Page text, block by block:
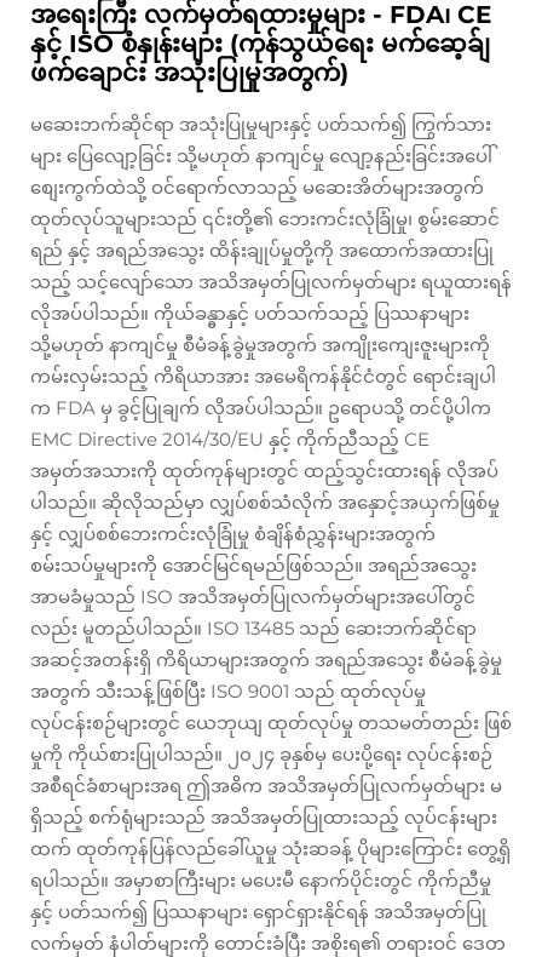
အရေးကြီး လက်မှတ်ရထားမှုများ - FDA၊ CE
နှင့် ISO စံနှုန်းများ (ကုန်သွယ်ရေး မက်ဆေ့ခ်ျ
ဖက်ချောင်း အသုံးပြုမှုအတွက်)
မဆေးဘက်ဆိုင်ရာ အသုံးပြုမှုများနှင့် ပတ်သက်၍ ကြွက်သား
များ ပြေလျော့ခြင်း သို့မဟုတ် နာကျင်မှု လျော့နည်းခြင်းအပေါ်
စျေးကွက်ထဲသို့ ဝင်ရောက်လာသည့် မဆေးအိတ်များအတွက်
ထုတ်လုပ်သူများသည် ၎င်းတို့၏ ဘေးကင်းလုံခြုံမှု၊ စွမ်းဆောင်
ရည် နှင့် အရည်အသွေး ထိန်းချုပ်မှုတို့ကို အထောက်အထားပြု
သည့် သင့်လျော်သော အသိအမှတ်ပြုလက်မှတ်များ ရယူထားရန်
လိုအပ်ပါသည်။ ကိုယ်ခန္ဓာနှင့် ပတ်သက်သည့် ပြဿနာများ
သို့မဟုတ် နာကျင်မှု စီမံခန့်ခွဲမှုအတွက် အကျိုးကျေးဇူးများကို
ကမ်းလှမ်းသည့် ကိရိယာအား အမေရိကန်နိုင်ငံတွင် ရောင်းချပါ
က FDA မှ ခွင့်ပြုချက် လိုအပ်ပါသည်။ ဥရောပသို့ တင်ပို့ပါက
EMC Directive 2014/30/EU နှင့် ကိုက်ညီသည့် CE
အမှတ်အသားကို ထုတ်ကုန်များတွင် ထည့်သွင်းထားရန် လိုအပ်
ပါသည်။ ဆိုလိုသည်မှာ လျှပ်စစ်သံလိုက် အနှောင့်အယှက်ဖြစ်မှု
နှင့် လျှပ်စစ်ဘေးကင်းလုံခြုံမှု စံချိန်စံညွှန်းများအတွက်
စမ်းသပ်မှုများကို အောင်မြင်ရမည်ဖြစ်သည်။ အရည်အသွေး
အာမခံမှုသည် ISO အသိအမှတ်ပြုလက်မှတ်များအပေါ်တွင်
လည်း မူတည်ပါသည်။ ISO 13485 သည် ဆေးဘက်ဆိုင်ရာ
အဆင့်အတန်းရှိ ကိရိယာများအတွက် အရည်အသွေး စီမံခန့်ခွဲမှု
အတွက် သီးသန့်ဖြစ်ပြီး ISO 9001 သည် ထုတ်လုပ်မှု
လုပ်ငန်းစဉ်များတွင် ယေဘုယျ ထုတ်လုပ်မှု တသမတ်တည်း ဖြစ်
မှုကို ကိုယ်စားပြုပါသည်။ ၂၀၂၄ ခုနှစ်မှ ပေးပို့ရေး လုပ်ငန်းစဉ်
အစီရင်ခံစာများအရ ဤအဓိက အသိအမှတ်ပြုလက်မှတ်များ မ
ရှိသည့် စက်ရုံများသည် အသိအမှတ်ပြုထားသည့် လုပ်ငန်းများ
ထက် ထုတ်ကုန်ပြန်လည်ခေါ်ယူမှု သုံးဆခန့် ပိုများကြောင်း တွေ့ရှိ
ရပါသည်။ အမှာစာကြီးများ မပေးမီ နောက်ပိုင်းတွင် ကိုက်ညီမှု
နှင့် ပတ်သက်၍ ပြဿနာများ ရှောင်ရှားနိုင်ရန် အသိအမှတ်ပြု
လက်မှတ် နံပါတ်များကို တောင်းခံပြီး အစိုးရ၏ တရားဝင် ဒေတ